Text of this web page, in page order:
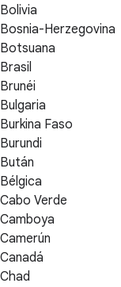
Bolivia
Bosnia-Herzegovina
Botsuana
Brasil
Brunéi
Bulgaria
Burkina Faso
Burundi
Bután
Bélgica
Cabo Verde
Camboya
Camerún
Canadá
Chad